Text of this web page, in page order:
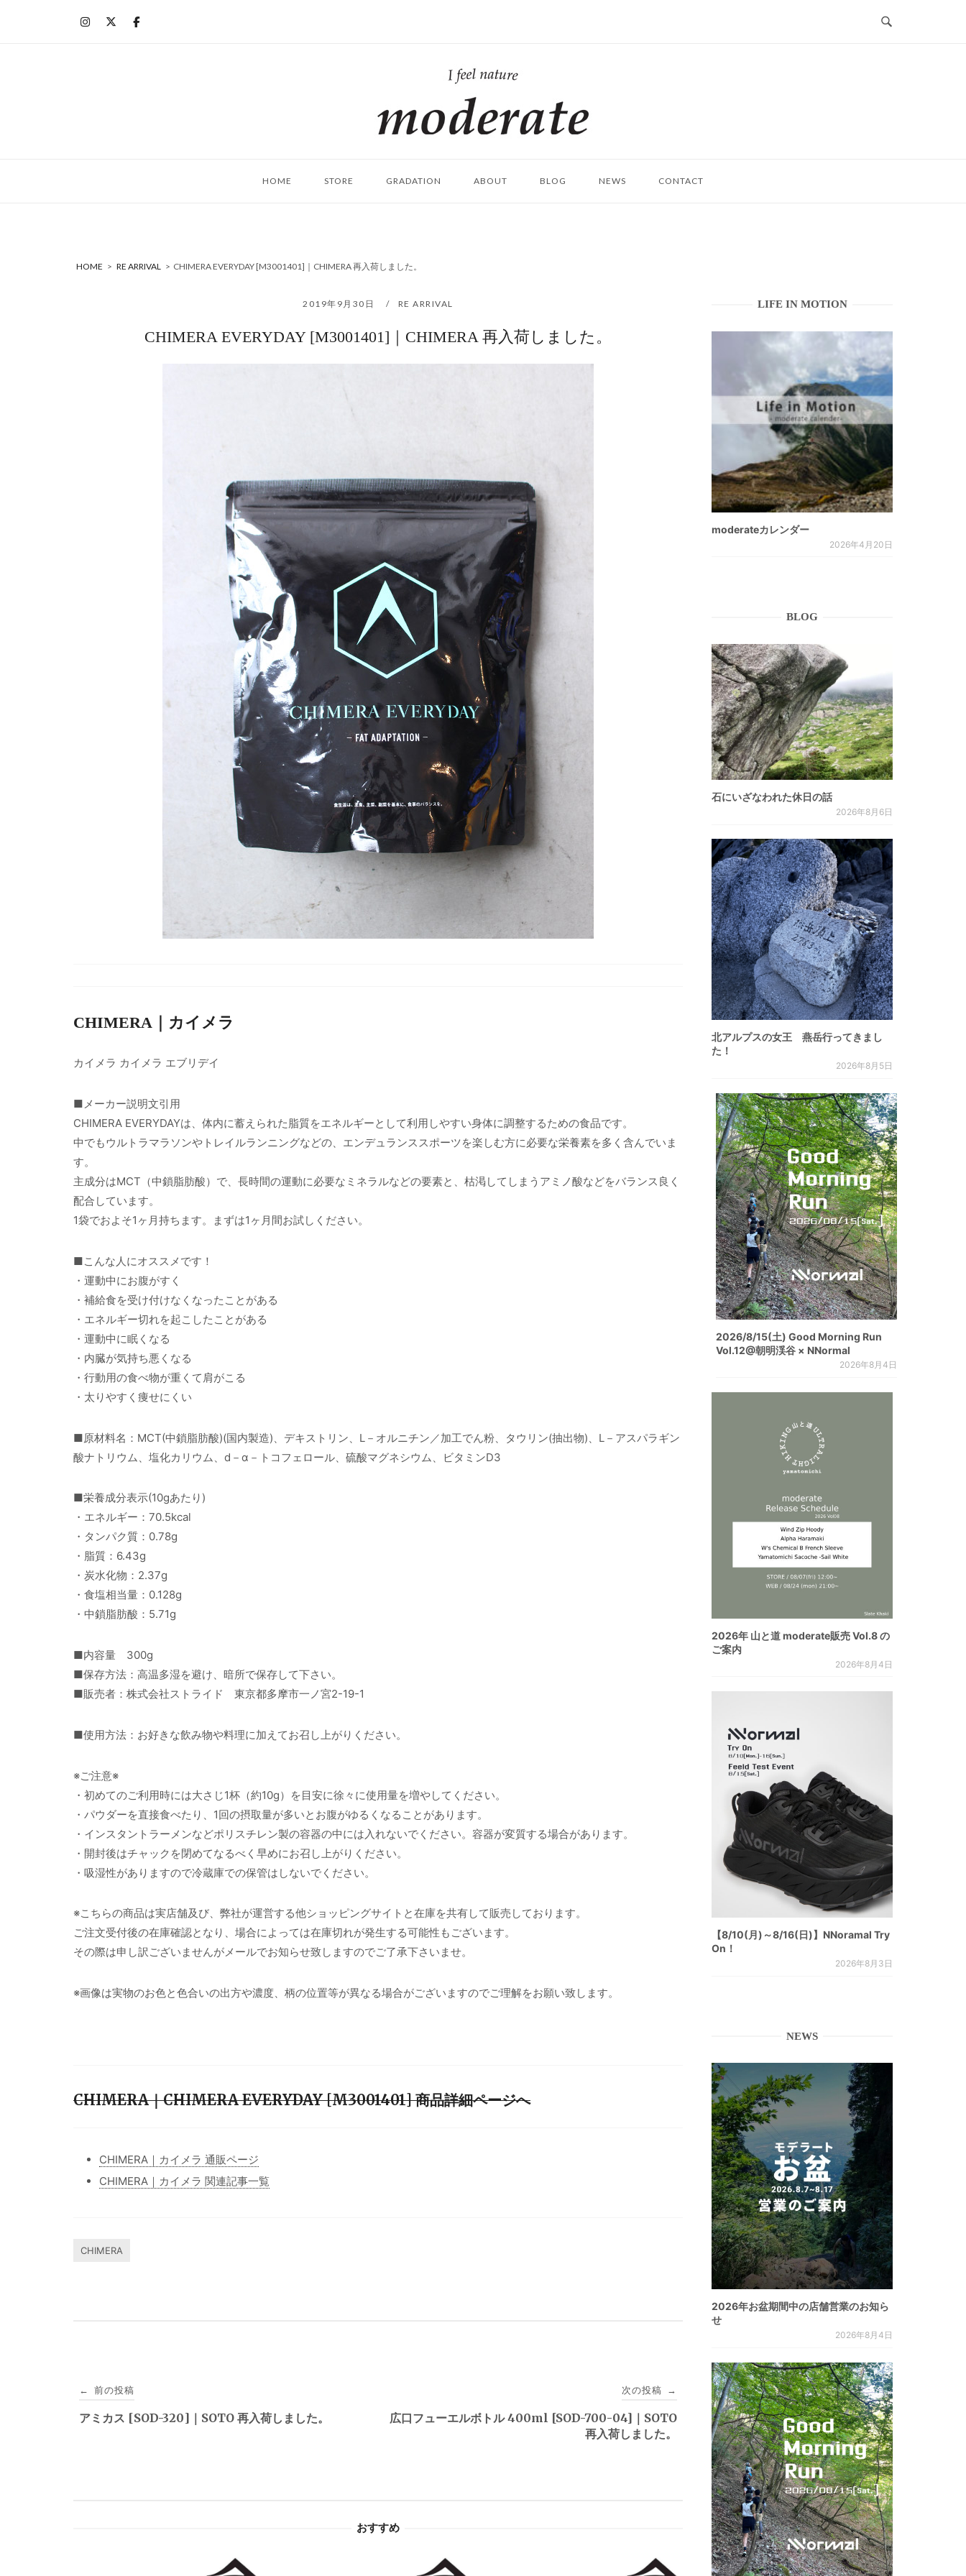
ム
HOME STORE GRADATION ABOUT BLOG NEWS CONTACT
HOME > RE ARRIVAL > CHIMERA EVERYDAY [M3001401]｜CHIMERA 再入荷しました。
2019年9月30日 RE ARRIVAL
CHIMERA EVERYDAY [M3001401]｜CHIMERA 再入荷しました。
CHIMERA｜カイメラ
カイメラ カイメラ エブリデイ
■メーカー説明文引用
CHIMERA EVERYDAYは、体内に蓄えられた脂質をエネルギーとして利用しやすい身体に調整するための食品です。
中でもウルトラマラソンやトレイルランニングなどの、エンデュランススポーツを楽しむ方に必要な栄養素を多く含んでいま
す。
主成分はMCT（中鎖脂肪酸）で、長時間の運動に必要なミネラルなどの要素と、枯渇してしまうアミノ酸などをバランス良く
配合しています。
1袋でおよそ1ヶ月持ちます。まずは1ヶ月間お試しください。
■こんな人にオススメです！
・運動中にお腹がすく
・補給食を受け付けなくなったことがある
・エネルギー切れを起こしたことがある
・運動中に眠くなる
・内臓が気持ち悪くなる
・行動用の食べ物が重くて肩がこる
・太りやすく痩せにくい
■原材料名：MCT(中鎖脂肪酸)(国内製造)、デキストリン、L－オルニチン／加工でん粉、タウリン(抽出物)、L－アスパラギン
酸ナトリウム、塩化カリウム、d－α－トコフェロール、硫酸マグネシウム、ビタミンD3
■栄養成分表示(10gあたり)
・エネルギー：70.5kcal
・タンパク質：0.78g
・脂質：6.43g
・炭水化物：2.37g
・食塩相当量：0.128g
・中鎖脂肪酸：5.71g
■内容量 300g
■保存方法：高温多湿を避け、暗所で保存して下さい。
■販売者：株式会社ストライド 東京都多摩市一ノ宮2-19-1
■使用方法：お好きな飲み物や料理に加えてお召し上がりください。
※ご注意※
・初めてのご利用時には大さじ1杯（約10g）を目安に徐々に使用量を増やしてください。
・パウダーを直接食べたり、1回の摂取量が多いとお腹がゆるくなることがあります。
・インスタントラーメンなどポリスチレン製の容器の中には入れないでください。容器が変質する場合があります。
・開封後はチャックを閉めてなるべく早めにお召し上がりください。
・吸湿性がありますので冷蔵庫での保管はしないでください。
※こちらの商品は実店舗及び、弊社が運営する他ショッピングサイトと在庫を共有して販売しております。
ご注文受付後の在庫確認となり、場合によっては在庫切れが発生する可能性もございます。
その際は申し訳ございませんがメールでお知らせ致しますのでご了承下さいませ。
※画像は実物のお色と色合いの出方や濃度、柄の位置等が異なる場合がございますのでご理解をお願い致します。
CHIMERA｜CHIMERA EVERYDAY [M3001401] 商品詳細ページへ
CHIMERA｜カイメラ 通販ページ
CHIMERA｜カイメラ 関連記事一覧
CHIMERA
稿
← 前の投稿
アミカス [SOD-320]｜SOTO 再入荷しました。
次の投稿 →
広口フューエルボトル 400ml [SOD-700-04]｜SOTO
再入荷しました。
おすすめ
LIFE IN MOTION
moderateカレンダー
2026年4月20日
BLOG
石にいざなわれた休日の話
2026年8月6日
北アルプスの女王 燕岳行ってきまし
た！
2026年8月5日
2026/8/15(土) Good Morning Run
Vol.12@朝明渓谷 × NNormal
2026年8月4日
2026年 山と道 moderate販売 Vol.8 の
ご案内
2026年8月4日
【8/10(月)～8/16(日)】NNoramal Try
On！
2026年8月3日
NEWS
2026年お盆期間中の店舗営業のお知ら
せ
2026年8月4日